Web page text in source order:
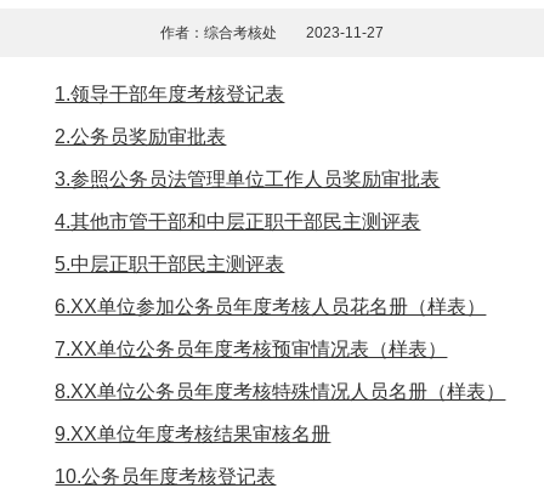
作者：综合考核处 2023-11-27
1.领导干部年度考核登记表
2.公务员奖励审批表
3.参照公务员法管理单位工作人员奖励审批表
4.其他市管干部和中层正职干部民主测评表
5.中层正职干部民主测评表
6.XX单位参加公务员年度考核人员花名册（样表）
7.XX单位公务员年度考核预审情况表（样表）
8.XX单位公务员年度考核特殊情况人员名册（样表）
9.XX单位年度考核结果审核名册
10.公务员年度考核登记表